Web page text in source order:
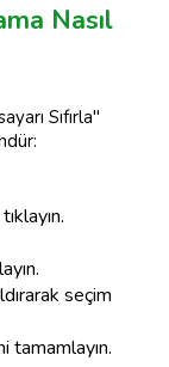
Nasıl
Sıfırla"
seçim
tamamlayın.